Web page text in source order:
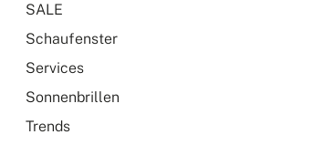
SALE
Schaufenster
Services
Sonnenbrillen
Trends